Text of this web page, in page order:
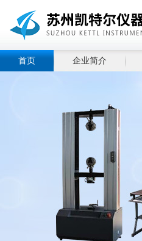
首页 企业简介